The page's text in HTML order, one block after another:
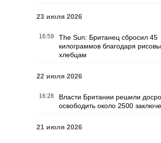
23 июля 2026
16:59
The Sun: Британец сбросил 45
килограммов благодаря
хлебцам
22 июля 2026
16:28
Власти Британии решили
освободить около 2500
21 июля 2026